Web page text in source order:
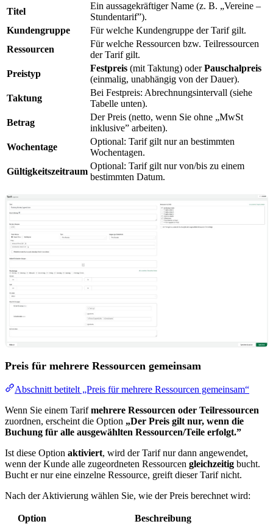
Titel
Ein aussagekräftiger Name (z. B. „Vereine –
Stundentarif”).
Kundengruppe
Für welche Kundengruppe der Tarif gilt.
Ressourcen
Für welche Ressourcen bzw. Teilressourcen
der Tarif gilt.
Preistyp
Festpreis (mit Taktung) oderPauschalpreis
(einmalig, unabhängig von der Dauer).
Taktung
Bei Festpreis: Abrechnungsintervall (siehe
Tabelle unten).
Betrag
Der Preis (netto, wenn Sie ohne „MwSt
inklusive” arbeiten).
Wochentage
Optional: Tarif gilt nur an bestimmten
Wochentagen.
Gültigkeitszeitraum
Optional: Tarif gilt nur von/bis zu einem
bestimmten Datum.
Preis für mehrere Ressourcen gemeinsam
Abschnitt betitelt „Preis für mehrere Ressourcen gemeinsam“
Wenn Sie einem Tarifmehrere Ressourcen oder Teilressourcen
zuordnen, erscheint die Option „Der Preis gilt nur, wenn die
Buchung für alle ausgewählten Ressourcen/Teile erfolgt.”
Ist diese Option aktiviert, wird der Tarif nur dann angewendet,
wenn der Kunde alle zugeordneten Ressourcen gleichzeitig bucht.
Bucht er nur eine einzelne Ressource, greift dieser Tarif nicht.
Nach der Aktivierung wählen Sie, wie der Preis berechnet wird:
Option Beschreibung